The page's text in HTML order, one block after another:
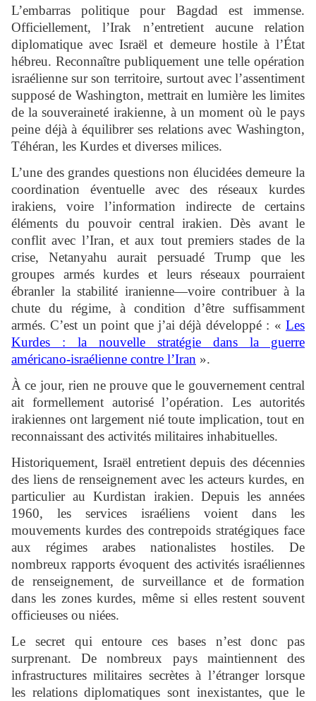
L’embarras politique pour Bagdad est immense.
Officiellement, l’Irak n’entretient aucune relation
diplomatique avec Israël et demeure hostile à l’État
hébreu. Reconnaître publiquement une telle opération
israélienne sur son territoire, surtout avec l’assentiment
supposé de Washington, mettrait en lumière les limites
de la souveraineté irakienne, à un moment où le pays
peine déjà à équilibrer ses relations avec Washington,
Téhéran, les Kurdes et diverses milices.
L’une des grandes questions non élucidées demeure la
coordination éventuelle avec des réseaux kurdes
irakiens, voire l’information indirecte de certains
éléments du pouvoir central irakien. Dès avant le
conflit avec l’Iran, et aux tout premiers stades de la
crise, Netanyahu aurait persuadé Trump que les
groupes armés kurdes et leurs réseaux pourraient
ébranler la stabilité iranienne—voire contribuer à la
chute du régime, à condition d’être suffisamment
armés. C’est un point que j’ai déjà développé : « Les
Kurdes : la nouvelle stratégie dans la guerre
américano-israélienne contre l’Iran ».
À ce jour, rien ne prouve que le gouvernement central
ait formellement autorisé l’opération. Les autorités
irakiennes ont largement nié toute implication, tout en
reconnaissant des activités militaires inhabituelles.
Historiquement, Israël entretient depuis des décennies
des liens de renseignement avec les acteurs kurdes, en
particulier au Kurdistan irakien. Depuis les années
1960, les services israéliens voient dans les
mouvements kurdes des contrepoids stratégiques face
aux régimes arabes nationalistes hostiles. De
nombreux rapports évoquent des activités israéliennes
de renseignement, de surveillance et de formation
dans les zones kurdes, même si elles restent souvent
officieuses ou niées.
Le secret qui entoure ces bases n’est donc pas
surprenant. De nombreux pays maintiennent des
infrastructures militaires secrètes à l’étranger lorsque
les relations diplomatiques sont inexistantes, que le